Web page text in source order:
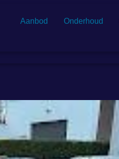
Aanbod Onderhoud